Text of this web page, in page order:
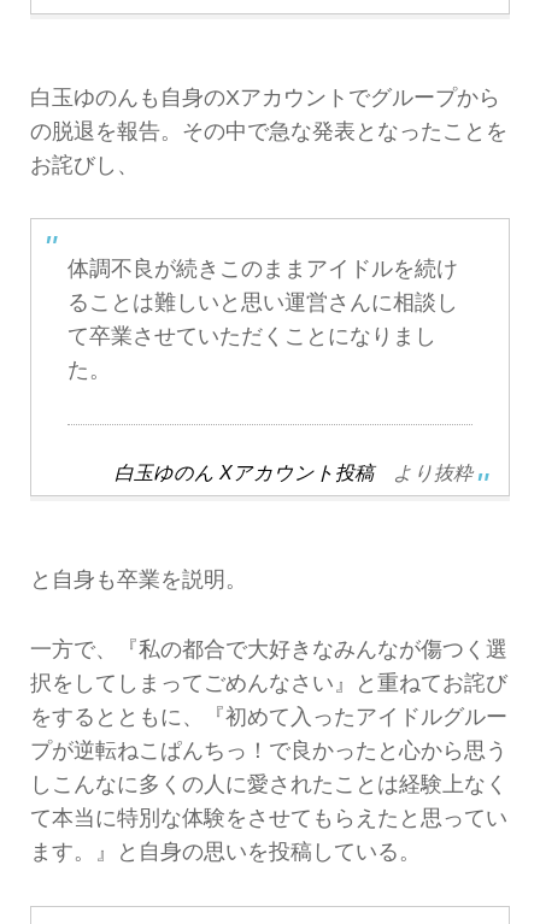
白玉ゆのんも自身のXアカウントでグループから
の脱退を報告。その中で急な発表となったことを
お詫びし、
体調不良が続きこのままアイドルを続け
ることは難しいと思い運営さんに相談し
て卒業させていただくことになりまし
た。
白玉ゆのん Xアカウント投稿より抜粋
と自身も卒業を説明。
一方で、『私の都合で大好きなみんなが傷つく選
択をしてしまってごめんなさい』と重ねてお詫び
をするとともに、『初めて入ったアイドルグルー
プが逆転ねこぱんちっ！で良かったと心から思う
しこんなに多くの人に愛されたことは経験上なく
て本当に特別な体験をさせてもらえたと思ってい
ます。』と自身の思いを投稿している。